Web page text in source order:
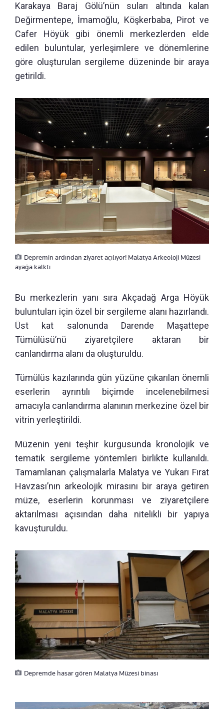
Karakaya Baraj Gölü’nün suları altında kalan
Değirmentepe, İmamoğlu, Köşkerbaba, Pirot ve
Cafer Höyük gibi önemli merkezlerden elde
edilen buluntular, yerleşimlere ve dönemlerine
göre oluşturulan sergileme düzeninde bir araya
getirildi.
Depremin ardından ziyaret açılıyor! Malatya Arkeoloji Müzesi
ayağa kalktı
Bu merkezlerin yanı sıra Akçadağ Arga Höyük
buluntuları için özel bir sergileme alanı hazırlandı.
Üst kat salonunda Darende Maşattepe
Tümülüsü’nü ziyaretçilere aktaran bir
canlandırma alanı da oluşturuldu.
Tümülüs kazılarında gün yüzüne çıkarılan önemli
eserlerin ayrıntılı biçimde incelenebilmesi
amacıyla canlandırma alanının merkezine özel bir
vitrin yerleştirildi.
Müzenin yeni teşhir kurgusunda kronolojik ve
tematik sergileme yöntemleri birlikte kullanıldı.
Tamamlanan çalışmalarla Malatya ve Yukarı Fırat
Havzası’nın arkeolojik mirasını bir araya getiren
müze, eserlerin korunması ve ziyaretçilere
aktarılması açısından daha nitelikli bir yapıya
kavuşturuldu.
Depremde hasar gören Malatya Müzesi binası